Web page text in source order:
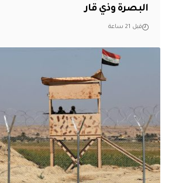
البصرة وذي قار
قبل 21 ساعة